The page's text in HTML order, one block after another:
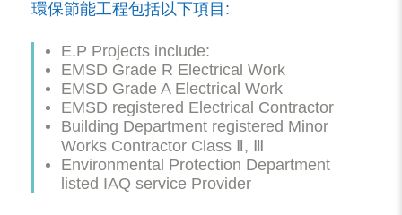
環保節能工程包括以下項目:
E.P Projects include:
EMSD Grade R Electrical Work
EMSD Grade A Electrical Work
EMSD registered Electrical Contractor
Building Department registered Minor
Works Contractor Class Ⅱ, Ⅲ
Environmental Protection Department
listed IAQ service Provider